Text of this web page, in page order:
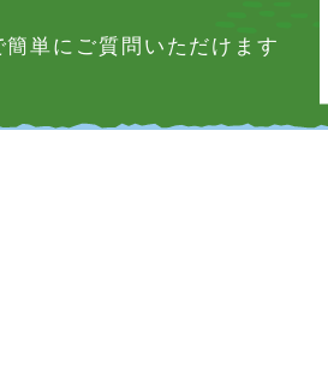
単にご質問いただけます